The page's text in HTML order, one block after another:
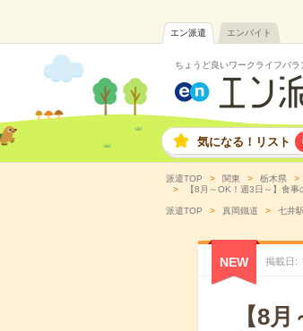
エン派遣 エンバイト
ちょうど良いワークライフバラ
気になる！リスト
派遣TOP 関東 栃木県
【8月～OK！週3日～】食
派遣TOP 真岡鐵道 七井駅
NEW 掲載日
【8